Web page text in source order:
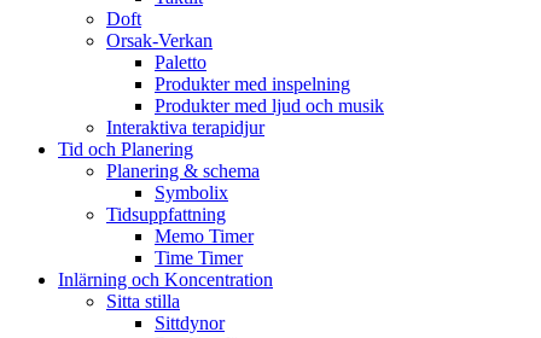
Doft
Orsak-Verkan
Paletto
Produkter med inspelning
Produkter med ljud och musik
Interaktiva terapidjur
Tid och Planering
Planering & schema
Symbolix
Tidsuppfattning
Memo Timer
Time Timer
Inlärning och Koncentration
Sitta stilla
Sittdynor